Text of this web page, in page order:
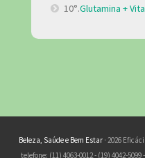
10°.Glutamina +
Beleza, Saúde e Bem Estar· 2026
telefone: (11) 4063-0012 - (19) 4042-5099